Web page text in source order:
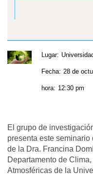
Lugar:
Fecha: 28 de
hora: 12:30 pm
El grupo de
presenta este
de la Dra. Francina
Departamento de
Atmosféricas de la